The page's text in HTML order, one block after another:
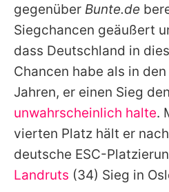
gegenüber Bunte.de
Siegchancen geäußert
dass Deutschland in
Chancen habe als in
Jahren, er einen Sieg
unwahrscheinlich halte.
vierten Platz hält er
deutsche ESC-
Landruts (34) Sieg in